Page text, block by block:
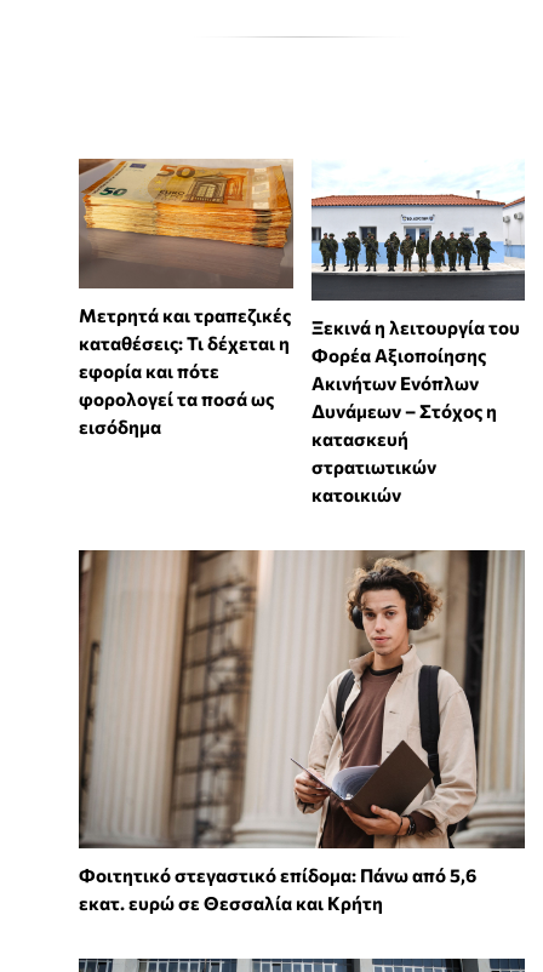
Μετρητά και τραπεζικές
καταθέσεις: Τι δέχεται η
εφορία και πότε
φορολογεί τα ποσά ως
εισόδημα
Ξεκινά η λειτουργία του
Φορέα Αξιοποίησης
Ακινήτων Ενόπλων
Δυνάμεων – Στόχος η
κατασκευή
στρατιωτικών
κατοικιών
Φοιτητικό στεγαστικό επίδομα: Πάνω από 5,6
εκατ. ευρώ σε Θεσσαλία και Κρήτη